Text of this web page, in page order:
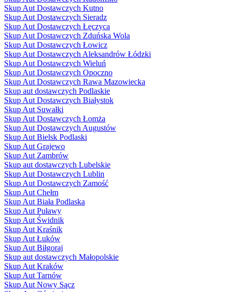
Skup Aut Dostawczych Kutno
Skup Aut Dostawczych Sieradz
Skup Aut Dostawczych Łęczyca
Skup Aut Dostawczych Zduńska Wola
Skup Aut Dostawczych Łowicz
Skup Aut Dostawczych Aleksandrów Łódzki
Skup Aut Dostawczych Wieluń
Skup Aut Dostawczych Opoczno
Skup Aut Dostawczych Rawa Mazowiecka
Skup aut dostawczych Podlaskie
Skup Aut Dostawczych Białystok
Skup Aut Suwałki
Skup Aut Dostawczych Łomża
Skup Aut Dostawczych Augustów
Skup Aut Bielsk Podlaski
Skup Aut Grajewo
Skup Aut Zambrów
Skup aut dostawczych Lubelskie
Skup Aut Dostawczych Lublin
Skup Aut Dostawczych Zamość
Skup Aut Chełm
Skup Aut Biała Podlaska
Skup Aut Puławy
Skup Aut Świdnik
Skup Aut Kraśnik
Skup Aut Łuków
Skup Aut Biłgoraj
Skup aut dostawczych Małopolskie
Skup Aut Kraków
Skup Aut Tarnów
Skup Aut Nowy Sącz